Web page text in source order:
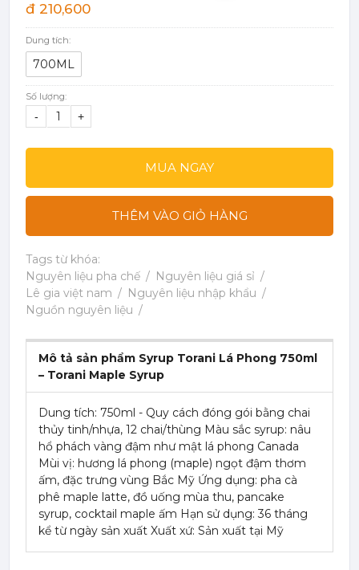
đ 210,600
Dung tích:
700ML
Số lượng:
- +
MUA NGAY
THÊM VÀO GIỎ HÀNG
Tags từ khóa:
Nguyên liệu pha chế
Nguyên liệu giá sỉ
Lê gia việt nam
Nguyên liệu nhập khẩu
Nguồn nguyên liệu
Mô tả sản phẩm Syrup Torani Lá Phong 750ml
– Torani Maple Syrup
Dung tích: 750ml - Quy cách đóng gói bằng chai
thủy tinh/nhựa, 12 chai/thùng Màu sắc syrup: nâu
hổ phách vàng đậm như mật lá phong Canada
Mùi vị: hương lá phong (maple) ngọt đậm thơm
ấm, đặc trưng vùng Bắc Mỹ Ứng dụng: pha cà
phê maple latte, đồ uống mùa thu, pancake
syrup, cocktail maple ấm Hạn sử dụng: 36 tháng
kể từ ngày sản xuất Xuất xứ: Sản xuất tại Mỹ